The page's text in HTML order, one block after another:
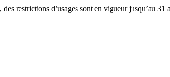
, des restrictions d’usages sont en vigueur jusqu’au 31